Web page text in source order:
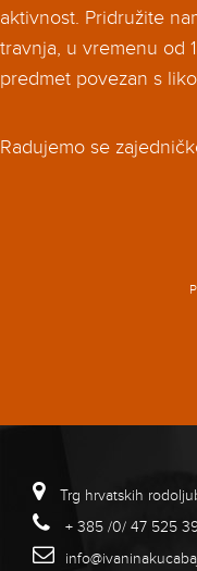
aktivnost. Pridružite
travnja, u vremenu od
predmet povezan s
Radujemo se
Trg hrvatskih
+ 385 /0/ 47 525